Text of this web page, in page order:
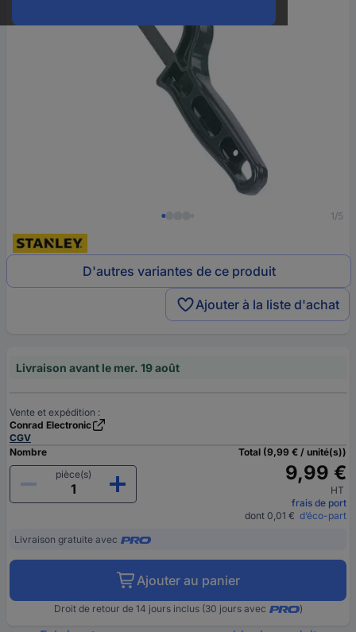
1/5
D'autres variantes de ce produit
Ajouter à la liste d'achat
Livraison avant le mer. 19 août
Vente et expédition :
Conrad Electronic
CGV
Nombre
pièce(s)
Total (9,99 € / unité(s))
9,99 €
HT
frais de port
dont 0,01 € d’éco-part
Livraison gratuite avec
Ajouter au panier
Droit de retour de 14 jours inclus (30 jours avec )